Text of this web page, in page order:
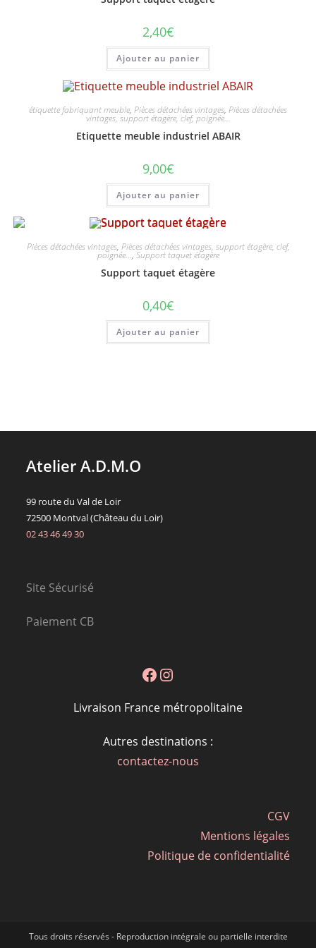
2,40€
Ajouter au panier
étiquette fabriquant meuble, Pièces détachées vintages, Pièces détachées
vintages, support étagère, clef, poignée...
Etiquette meuble industriel ABAIR
9,00€
Ajouter au panier
Pièces détachées vintages, Pièces détachées vintages, support étagère, clef,
poignée..., Support taquet étagère
Support taquet étagère
0,40€
Ajouter au panier
Atelier A.D.M.O
99 route du Val de Loir
72500 Montval (Château du Loir)
02 43 46 49 30
Site Sécurisé
Paiement CB
FacebookInstagram
Livraison France métropolitaine
Autres destinations :
contactez-nous
CGV
Mentions légales
Politique de confidentialité
Tous droits réservés - Reproduction intégrale ou partielle interdite